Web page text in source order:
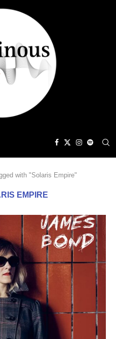
with "Solaris Empire"
EMPIRE